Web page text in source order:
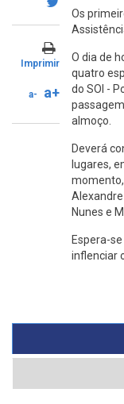
Imprimir
a- a+
Os
O dia de
quatro
do SOl -
almoço.
Deverá
lugares,
Alexandre
Nunes e
Espera-
inflenciar